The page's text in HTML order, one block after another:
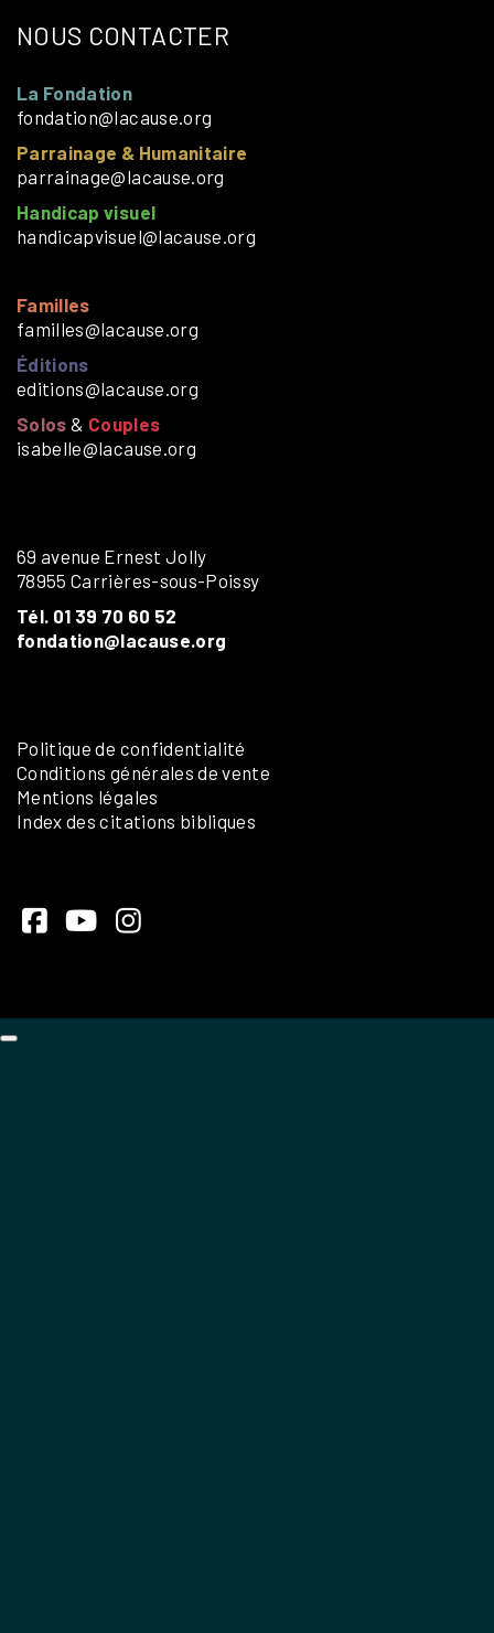
NOUS CONTACTER
La Fondation
fondation@lacause.org
Parrainage & Humanitaire
parrainage@lacause.org
Handicap visuel
handicapvisuel@lacause.org
Familles
familles@lacause.org
Éditions
editions@lacause.org
Solos & Couples
isabelle@lacause.org
69 avenue Ernest Jolly
78955 Carrières-sous-Poissy
Tél. 01 39 70 60 52
fondation@lacause.org
Politique de confidentialité
Conditions générales de vente
Mentions légales
Index des citations bibliques